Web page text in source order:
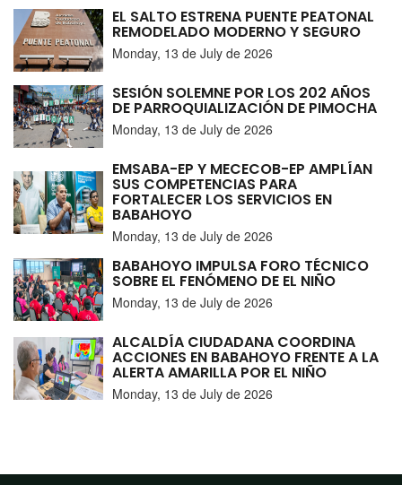
EL SALTO ESTRENA PUENTE PEATONAL
REMODELADO MODERNO Y SEGURO
Monday, 13 de July de 2026
SESIÓN SOLEMNE POR LOS 202 AÑOS
DE PARROQUIALIZACIÓN DE PIMOCHA
Monday, 13 de July de 2026
EMSABA-EP Y MECECOB-EP AMPLÍAN
SUS COMPETENCIAS PARA
FORTALECER LOS SERVICIOS EN
BABAHOYO
Monday, 13 de July de 2026
BABAHOYO IMPULSA FORO TÉCNICO
SOBRE EL FENÓMENO DE EL NIÑO
Monday, 13 de July de 2026
ALCALDÍA CIUDADANA COORDINA
ACCIONES EN BABAHOYO FRENTE A LA
ALERTA AMARILLA POR EL NIÑO
Monday, 13 de July de 2026